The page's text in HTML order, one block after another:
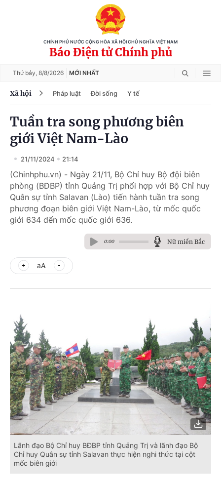
CHÍNH PHỦ NƯỚC CỘNG HÒA XÃ HỘI CHỦ NGHĨA VIỆT NAM
Báo Điện tử Chính phủ
Thứ bảy, 8/8/2026 MỚI NHẤT
Xã hội Pháp luật Đời sống Y tế
Tuần tra song phương biên
giới Việt Nam-Lào
21/11/2024 21:14
(Chinhphu.vn) - Ngày 21/11, Bộ Chỉ huy Bộ đội biên
phòng (BĐBP) tỉnh Quảng Trị phối hợp với Bộ Chỉ huy
Quân sự tỉnh Salavan (Lào) tiến hành tuần tra song
phương đoạn biên giới Việt Nam-Lào, từ mốc quốc
giới 634 đến mốc quốc giới 636.
0:00 Nữ miền Bắc
aA
Lãnh đạo Bộ Chỉ huy BĐBP tỉnh Quảng Trị và lãnh đạo Bộ
Chỉ huy Quân sự tỉnh Salavan thực hiện nghi thức tại cột
mốc biên giới